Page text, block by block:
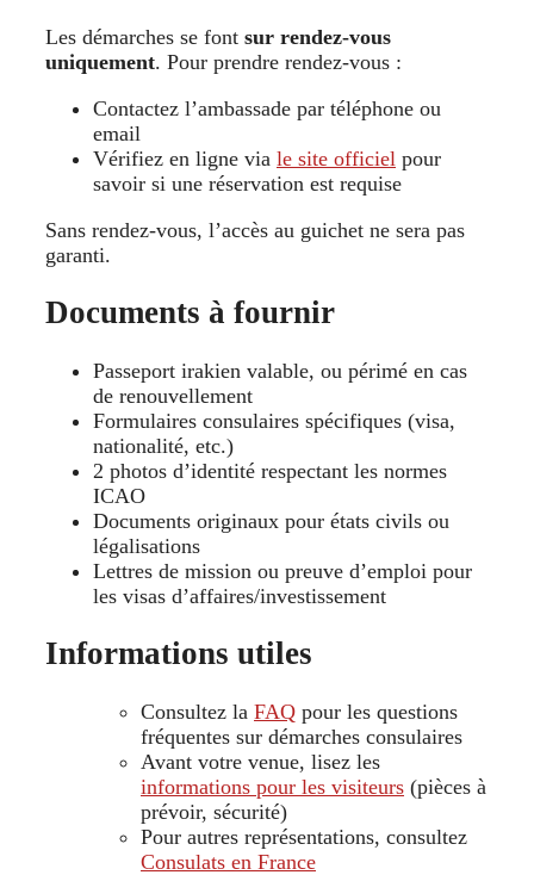
Les démarches se font sur rendez-vous
uniquement. Pour prendre rendez-vous :
Contactez l’ambassade par téléphone ou
email
Vérifiez en ligne via le site officiel pour
savoir si une réservation est requise
Sans rendez-vous, l’accès au guichet ne sera pas
garanti.
Documents à fournir
Passeport irakien valable, ou périmé en cas
de renouvellement
Formulaires consulaires spécifiques (visa,
nationalité, etc.)
2 photos d’identité respectant les normes
ICAO
Documents originaux pour états civils ou
légalisations
Lettres de mission ou preuve d’emploi pour
les visas d’affaires/investissement
Informations utiles
Consultez la FAQ pour les questions
fréquentes sur démarches consulaires
Avant votre venue, lisez les
informations pour les visiteurs (pièces à
prévoir, sécurité)
Pour autres représentations, consultez
Consulats en France